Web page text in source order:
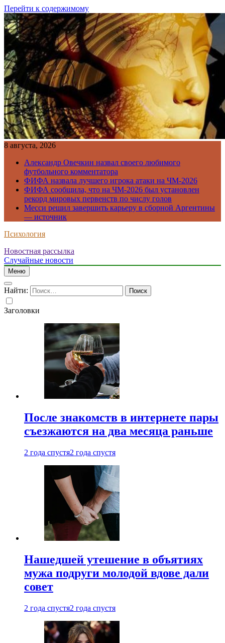
Перейти к содержимому
8 августа, 2026
Александр Овечкин назвал своего любимого
футбольного комментатора
ФИФА назвала лучшего игрока атаки на ЧМ-2026
ФИФА сообщила, что на ЧМ-2026 был установлен
рекорд мировых первенств по числу голов
Месси решил завершить карьеру в сборной Аргентины
— источник
Психология
Новостная рассылка
Случайные новости
Меню
Найти:
Заголовки
После знакомств в интернете пары
съезжаются на два месяца раньше
2 года спустя2 года спустя
Нашедшей утешение в объятиях
мужа подруги молодой вдове дали
совет
2 года спустя2 года спустя